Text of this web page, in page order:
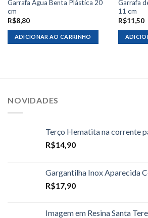
Garrafa Água Benta Plástica 20
cm
R$8,80
ADICIONAR AO CARRINHO
Garrafa
11 cm
R$11,50
NOVIDADES
Terço Hematita na corrente
R$14,90
Gargantilha Inox Aparecida
R$17,90
Imagem em Resina Santa